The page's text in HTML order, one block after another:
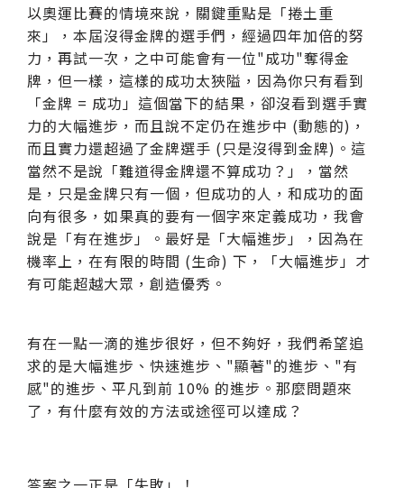
以奧運比賽的情境來說，關鍵重點是「捲土重
來」，本屆沒得金牌的選手們，經過四年加倍的努
力，再試一次，之中可能會有一位"成功"奪得金
牌，但一樣，這樣的成功太狹隘，因為你只有看到
「金牌 = 成功」這個當下的結果，卻沒看到選手實
力的大幅進步，而且說不定仍在進步中 (動態的)，
而且實力還超過了金牌選手 (只是沒得到金牌)。這
當然不是說「難道得金牌還不算成功？」，當然
是，只是金牌只有一個，但成功的人，和成功的面
向有很多，如果真的要有一個字來定義成功，我會
說是「有在進步」。最好是「大幅進步」，因為在
機率上，在有限的時間 (生命) 下，「大幅進步」才
有可能超越大眾，創造優秀。
有在一點一滴的進步很好，但不夠好，我們希望追
求的是大幅進步、快速進步、"顯著"的進步、"有
感"的進步、平凡到前 10% 的進步。那麼問題來
了，有什麼有效的方法或途徑可以達成？